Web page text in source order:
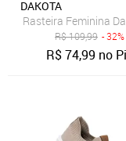
DAKOTA
Rasteira Feminina
R$109,99 - 32%
R$74,99 no